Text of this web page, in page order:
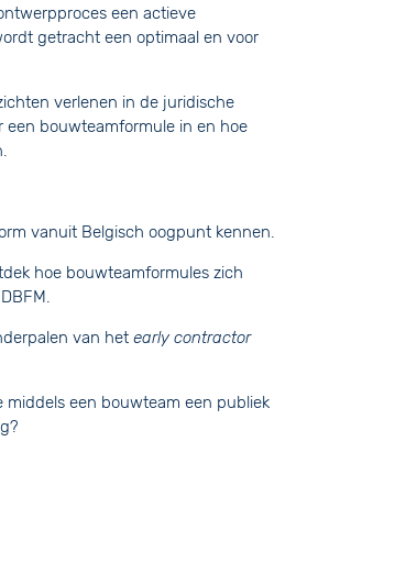
een actieve
getracht een optimaal en voor
verlenen in de juridische
een bouwteamformule in en hoe
vanuit Belgisch oogpunt kennen.
hoe bouwteamformules zich
van het early contractor
een bouwteam een publiek